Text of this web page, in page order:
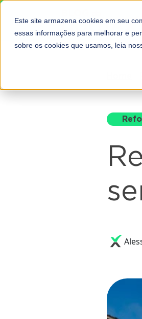
Este site armazena cookies em seu
essas informações para melhorar e
sobre os cookies que usamos, leia